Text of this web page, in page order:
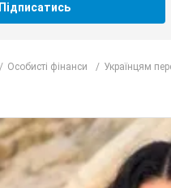
Підписатись
Особисті фінанси Українцям